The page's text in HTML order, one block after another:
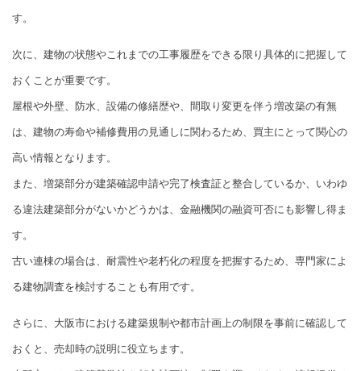
す。
次に、建物の状態やこれまでの工事履歴をできる限り具体的に把握して
おくことが重要です。
屋根や外壁、防水、設備の修繕歴や、間取り変更を伴う増改築の有無
は、建物の寿命や補修費用の見通しに関わるため、買主にとって関心の
高い情報となります。
また、増築部分が建築確認申請や完了検査証と整合しているか、いわゆ
る違法建築部分がないかどうかは、金融機関の融資可否にも影響し得ま
す。
古い連棟の場合は、耐震性や老朽化の程度を把握するため、専門家によ
る建物調査を検討することも有用です。
さらに、大阪市における建築規制や都市計画上の制限を事前に確認して
おくと、売却時の説明に役立ちます。